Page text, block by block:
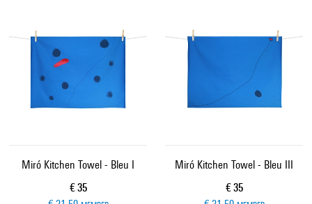
Miró Kitchen Towel - Bleu I
Current price
€ 35
Miró Kitchen Towel - Bleu III
Current price
€ 35